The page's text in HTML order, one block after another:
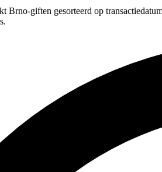
Brno-giften gesorteerd op